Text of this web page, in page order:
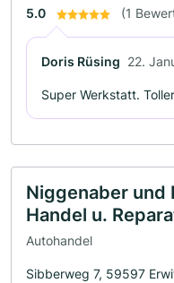
5.0 (1
Doris Rüsing 22.
Super Werkstatt.
Niggenaber und
Handel u.
Autohandel
Sibberweg 7, 59597